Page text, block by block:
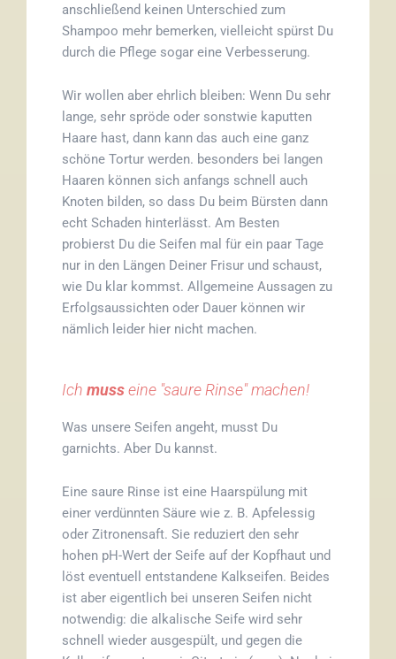
anschließend keinen Unterschied zum
Shampoo mehr bemerken, vielleicht spürst Du
durch die Pflege sogar eine Verbesserung.
Wir wollen aber ehrlich bleiben: Wenn Du sehr
lange, sehr spröde oder sonstwie kaputten
Haare hast, dann kann das auch eine ganz
schöne Tortur werden. besonders bei langen
Haaren können sich anfangs schnell auch
Knoten bilden, so dass Du beim Bürsten dann
echt Schaden hinterlässt. Am Besten
probierst Du die Seifen mal für ein paar Tage
nur in den Längen Deiner Frisur und schaust,
wie Du klar kommst. Allgemeine Aussagen zu
Erfolgsaussichten oder Dauer können wir
nämlich leider hier nicht machen.
Ich musseine "saure Rinse" machen!
Was unsere Seifen angeht, musst Du
garnichts. Aber Du kannst.
Eine saure Rinse ist eine Haarspülung mit
einer verdünnten Säure wie z. B. Apfelessig
oder Zitronensaft. Sie reduziert den sehr
hohen pH-Wert der Seife auf der Kopfhaut und
löst eventuell entstandene Kalkseifen. Beides
ist aber eigentlich bei unseren Seifen nicht
notwendig: die alkalische Seife wird sehr
schnell wieder ausgespült, und gegen die